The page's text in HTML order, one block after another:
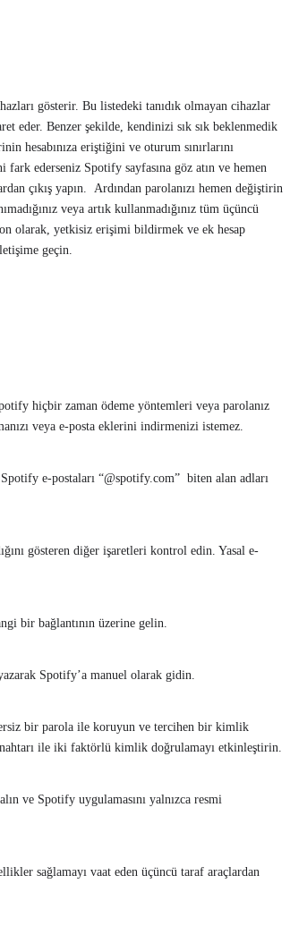
gösterir. Bu listedeki tanıdık olmayan cihazlar
eder. Benzer şekilde, kendinizi sık sık beklenmedik
hesabınıza eriştiğini ve oturum sınırlarını
ederseniz Spotify sayfasına göz atın ve hemen
çıkış yapın. Ardından parolanızı hemen değiştirin
veya artık kullanmadığınız tüm üçüncü
olarak, yetkisiz erişimi bildirmek ve ek hesap
geçin.
hiçbir zaman ödeme yöntemleri veya parolanız
veya e-posta eklerini indirmenizi istemez.
e-postaları “@spotify.com” biten alan adları
gösteren diğer işaretleri kontrol edin. Yasal e-
bir bağlantının üzerine gelin.
Spotify’a manuel olarak gidin.
bir parola ile koruyun ve tercihen bir kimlik
ile iki faktörlü kimlik doğrulamayı etkinleştirin.
ve Spotify uygulamasını yalnızca resmi
sağlamayı vaat eden üçüncü taraf araçlardan